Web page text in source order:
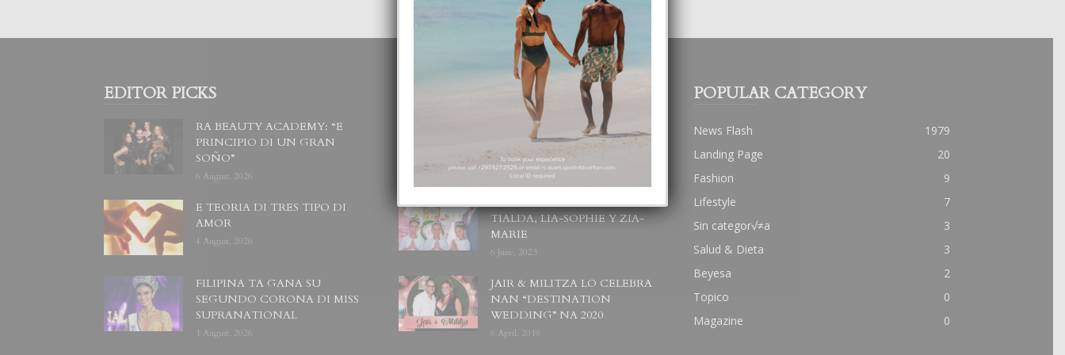
EDITOR PICKS
RA BEAUTY ACADEMY: “E
PRINCIPIO DI UN GRAN
SOÑO”
6 August, 2026
E TEORIA DI TRES TIPO DI
AMOR
4 August, 2026
FILIPINA TA GANA SU
SEGUNDO CORONA DI MISS
SUPRANATIONAL
1 August, 2026
POPULAR POSTS
BODA MANSUR
3 December, 2019
UN DIA INOLVIDABEL PA
TIALDA, LIA-SOPHIE Y ZIA-
MARIE
6 June, 2023
JAIR & MILITZA LO CELEBRA
NAN “DESTINATION
WEDDING” NA 2020
6 April, 2019
POPULAR CATEGORY
News Flash
1979
Landing Page
20
Fashion
9
Lifestyle
7
Sin categor√≠a
3
Salud & Dieta
3
Beyesa
2
Topico
0
Magazine
0